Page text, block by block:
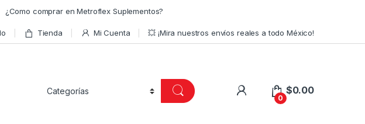
¿Como comprar en Metroflex Suplementos?
Tienda Mi Cuenta 💥 ¡Mira nuestros envíos reales a todo México!
0
$0.00